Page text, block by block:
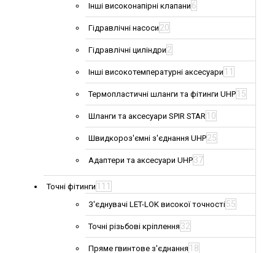
Інші високонапірні клапани 6
Гідравлічні насоси 20
Гідравлічні циліндри 2
Інші високотемпературні аксесуари 11
Термопластичні шланги та фітинги UHP 15
Шланги та аксесуари SPIR STAR 10
Швидкороз'ємні з'єднання UHP25
Адаптери та аксесуари UHP37
Точні фітинги 111
З'єднувачі LET-LOK високої точності55
Точні різьбові кріплення 32
Пряме гвинтове з'єднання 18